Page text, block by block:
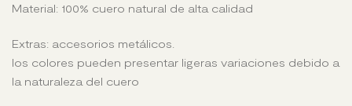
Material: 100% cuero natural de alta calidad
Extras: accesorios metálicos.
los colores pueden presentar ligeras variaciones debido a
la naturaleza del cuero